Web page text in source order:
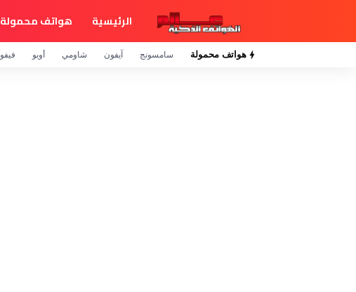
الرئيسية هواتف محمولة
هواتف محمولة سامسونج آيفون شاومي أوبو فيفو